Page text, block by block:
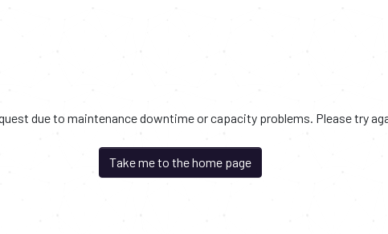
due to maintenance downtime or capacity problems. Please try
Take me to the home page